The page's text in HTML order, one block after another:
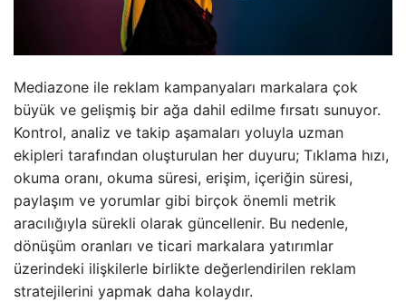
Mediazone ile reklam kampanyaları markalara çok
büyük ve gelişmiş bir ağa dahil edilme fırsatı sunuyor.
Kontrol, analiz ve takip aşamaları yoluyla uzman
ekipleri tarafından oluşturulan her duyuru; Tıklama hızı,
okuma oranı, okuma süresi, erişim, içeriğin süresi,
paylaşım ve yorumlar gibi birçok önemli metrik
aracılığıyla sürekli olarak güncellenir. Bu nedenle,
dönüşüm oranları ve ticari markalara yatırımlar
üzerindeki ilişkilerle birlikte değerlendirilen reklam
stratejilerini yapmak daha kolaydır.